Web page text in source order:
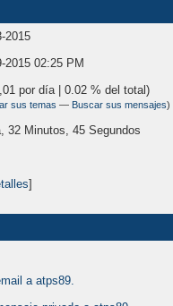
2015
2015 02:25 PM
por día | 0.02 % del total)
sus temas — Buscar sus mensajes)
32 Minutos, 45 Segundos
]
a atps89.